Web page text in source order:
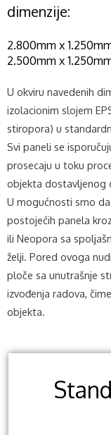
dimenzije:
2.800mm x
2.500mm x
U okviru navedenih
izolacionim slojem
stiropora) u
Svi paneli se
prosecaju u toku
objekta dostavljenog
U mogućnosti smo
postojećih panela
ili Neopora sa
želji. Pored ovoga
ploče sa unutrašnje
izvođenja radova,
objekta.